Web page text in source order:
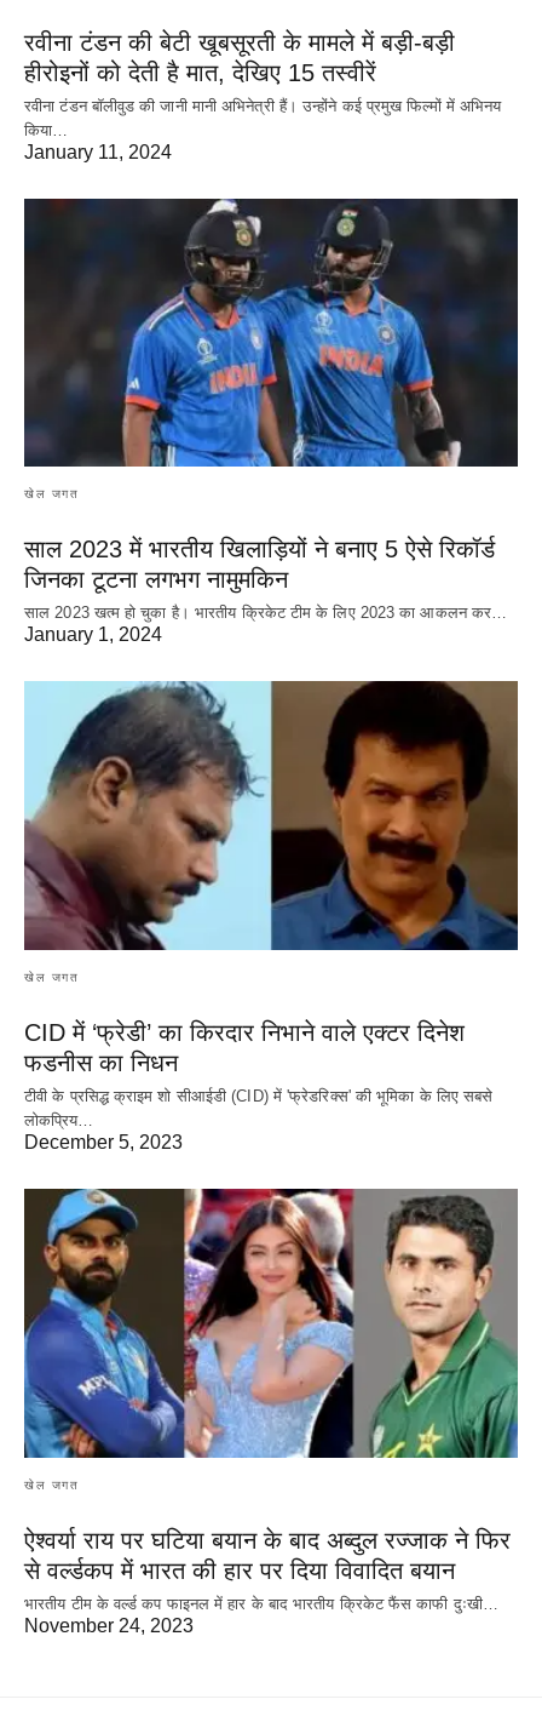
रवीना टंडन की बेटी खूबसूरती के मामले में बड़ी-बड़ी
हीरोइनों को देती है मात, देखिए 15 तस्वीरें
रवीना टंडन बॉलीवुड की जानी मानी अभिनेत्री हैं। उन्होंने कई प्रमुख फिल्मों में अभिनय
किया…
January 11, 2024
खेल जगत
साल 2023 में भारतीय खिलाड़ियों ने बनाए 5 ऐसे रिकॉर्ड
जिनका टूटना लगभग नामुमकिन
साल 2023 खत्म हो चुका है। भारतीय क्रिकेट‌ टीम के लिए 2023 का आकलन कर…
January 1, 2024
खेल जगत
CID में ‘फ्रेडी’ का किरदार निभाने वाले एक्टर दिनेश
फडनीस का निधन
टीवी के प्रसिद्ध क्राइम शो सीआईडी (CID) में 'फ्रेडरिक्स' की भूमिका के लिए सबसे
लोकप्रिय…
December 5, 2023
खेल जगत
ऐश्वर्या राय पर‌ घटिया बयान के बाद अब्दुल रज्जाक ने फिर
से वर्ल्डकप में भारत की हार पर दिया विवादित बयान
भारतीय टीम के वर्ल्ड कप फाइनल में हार के‌ बाद भारतीय क्रिकेट फैंस काफी दुःखी…
November 24, 2023